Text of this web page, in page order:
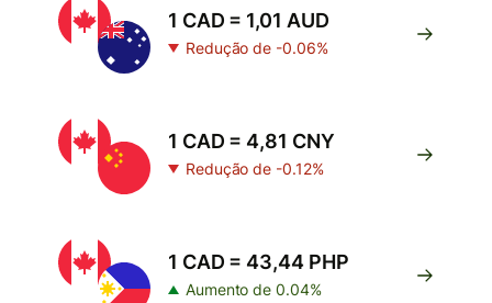
1 CAD = 1,01 AUD
Redução de -0.06%
1 CAD = 4,81 CNY
Redução de -0.12%
1 CAD = 43,44 PHP
Aumento de 0.04%